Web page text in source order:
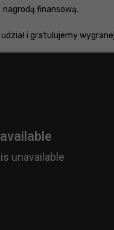
nagrodą finansową.
i gratulujemy